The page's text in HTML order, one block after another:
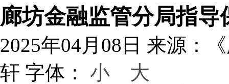
廊坊金融监管分局指
2025年04月08日 来源：
轩 字体： 小 大